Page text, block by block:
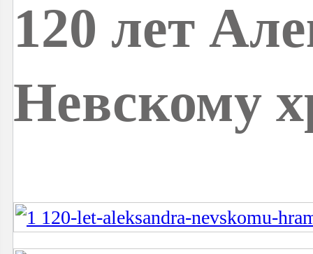
120 лет
Невскому